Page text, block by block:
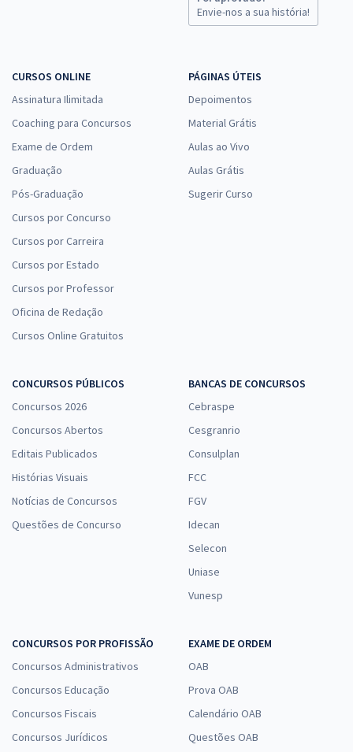
Envie-nos a sua história!
CURSOS ONLINE
Assinatura Ilimitada
Coaching para Concursos
Exame de Ordem
Graduação
Pós-Graduação
Cursos por Concurso
Cursos por Carreira
Cursos por Estado
Cursos por Professor
Oficina de Redação
Cursos Online Gratuitos
PÁGINAS ÚTEIS
Depoimentos
Material Grátis
Aulas ao Vivo
Aulas Grátis
Sugerir Curso
CONCURSOS PÚBLICOS
Concursos 2026
Concursos Abertos
Editais Publicados
Histórias Visuais
Notícias de Concursos
Questões de Concurso
BANCAS DE CONCURSOS
Cebraspe
Cesgranrio
Consulplan
FCC
FGV
Idecan
Selecon
Uniase
Vunesp
CONCURSOS POR PROFISSÃO
Concursos Administrativos
Concursos Educação
Concursos Fiscais
Concursos Jurídicos
EXAME DE ORDEM
OAB
Prova OAB
Calendário OAB
Questões OAB